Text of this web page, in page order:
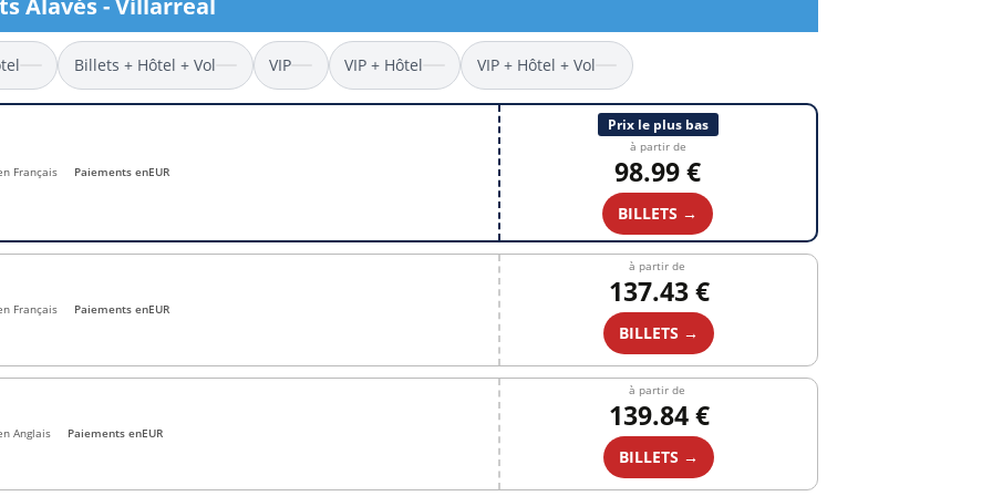
Billets Coupe d’Asie 2027
Billets Euro 2028
Billets Copa América
Billets + Hôtel + Vol VIP VIP + Hôtel VIP + Hôtel + Vol
Français Paiements enEUR
Prix le plus bas
à partir de
98.99 €
BILLETS →
Français Paiements enEUR
à partir de
137.43 €
BILLETS →
Anglais Paiements enEUR
à partir de
139.84 €
BILLETS →